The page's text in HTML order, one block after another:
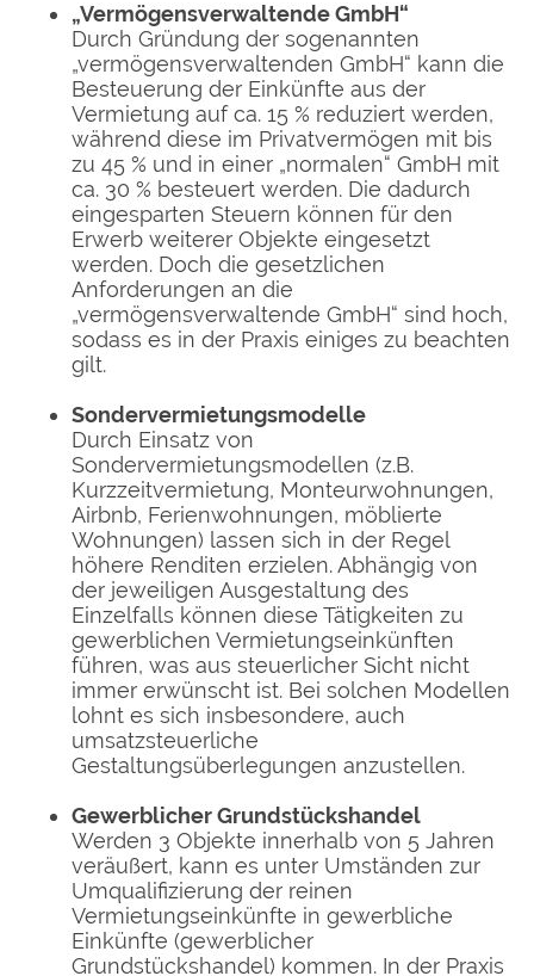
„Vermögensverwaltende GmbH“
Durch Gründung der sogenannten
„vermögensverwaltenden GmbH“ kann die
Besteuerung der Einkünfte aus der
Vermietung auf ca. 15 % reduziert werden,
während diese im Privatvermögen mit bis
zu 45 % und in einer „normalen“ GmbH mit
ca. 30 % besteuert werden. Die dadurch
eingesparten Steuern können für den
Erwerb weiterer Objekte eingesetzt
werden. Doch die gesetzlichen
Anforderungen an die
„vermögensverwaltende GmbH“ sind hoch,
sodass es in der Praxis einiges zu beachten
gilt.
Sondervermietungsmodelle
Durch Einsatz von
Sondervermietungsmodellen (z.B.
Kurzzeitvermietung, Monteurwohnungen,
Airbnb, Ferienwohnungen, möblierte
Wohnungen) lassen sich in der Regel
höhere Renditen erzielen. Abhängig von
der jeweiligen Ausgestaltung des
Einzelfalls können diese Tätigkeiten zu
gewerblichen Vermietungseinkünften
führen, was aus steuerlicher Sicht nicht
immer erwünscht ist. Bei solchen Modellen
lohnt es sich insbesondere, auch
umsatzsteuerliche
Gestaltungsüberlegungen anzustellen.
Gewerblicher Grundstückshandel
Werden 3 Objekte innerhalb von 5 Jahren
veräußert, kann es unter Umständen zur
Umqualifizierung der reinen
Vermietungseinkünfte in gewerbliche
Einkünfte (gewerblicher
Grundstückshandel) kommen. In der Praxis